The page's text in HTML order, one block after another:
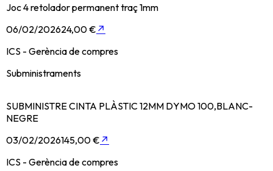
Joc 4 retolador permanent traç 1mm
06/02/202624,00 € ↗
ICS - Gerència de compres
Subministraments
SUBMINISTRE CINTA PLÀSTIC 12MM DYMO 100,BLANC-
NEGRE
03/02/2026145,00 € ↗
ICS - Gerència de compres